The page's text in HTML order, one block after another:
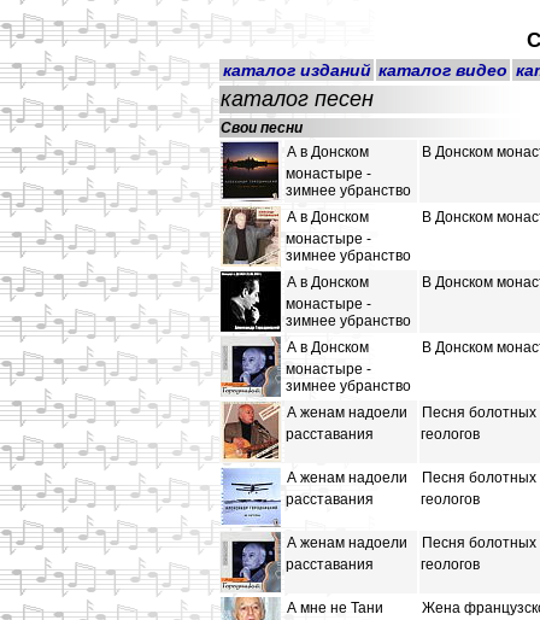
каталог изданий каталог видео
каталог песен
Свои песни
А в Донском
монастыре -
зимнее убранство
В Донском
А в Донском
монастыре -
зимнее убранство
В Донском
А в Донском
монастыре -
зимнее убранство
В Донском
А в Донском
монастыре -
зимнее убранство
В Донском
А женам надоели
расставания
Песня болотных
геологов
А женам надоели
расставания
Песня болотных
геологов
А женам надоели
расставания
Песня болотных
геологов
А мне не Тани
Жена